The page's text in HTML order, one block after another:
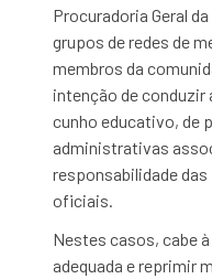
Procuradoria Geral
grupos de redes de
membros da
intenção de
cunho educativo, de
administrativas
responsabilidade
oficiais.
Nestes casos, cabe
adequada e reprimir